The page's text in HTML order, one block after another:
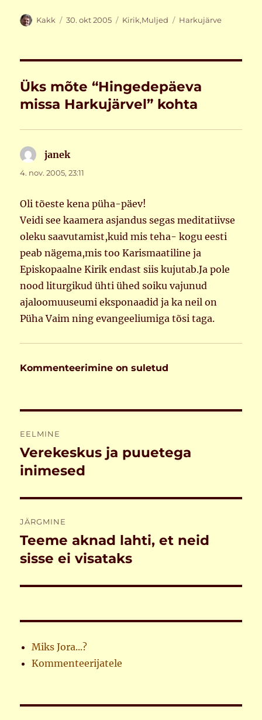
Autor
Kakk Postitatud
30. okt 2005 Rubriigid
Kirik,Muljed Sildid
Harkujärve
Üks mõte “Hingedepäeva
missa Harkujärvel” kohta
janekütleb:
4. nov. 2005, 23:11
Oli tõeste kena püha-päev!
Veidi see kaamera asjandus segas meditatiivse
oleku saavutamist,kuid mis teha- kogu eesti
peab nägema,mis too Karismaatiline ja
Episkopaalne Kirik endast siis kujutab.Ja pole
nood liturgikud ühti ühed soiku vajunud
ajaloomuuseumi eksponaadid ja ka neil on
Püha Vaim ning evangeeliumiga tõsi taga.
Kommenteerimine on suletud
EELMINE
Eelmine
postitus:
Verekeskus ja puuetega
inimesed
JÄRGMINE
Järgmine
postitus:
Teeme aknad lahti, et neid
sisse ei visataks
Miks Jora...?
Kommenteerijatele